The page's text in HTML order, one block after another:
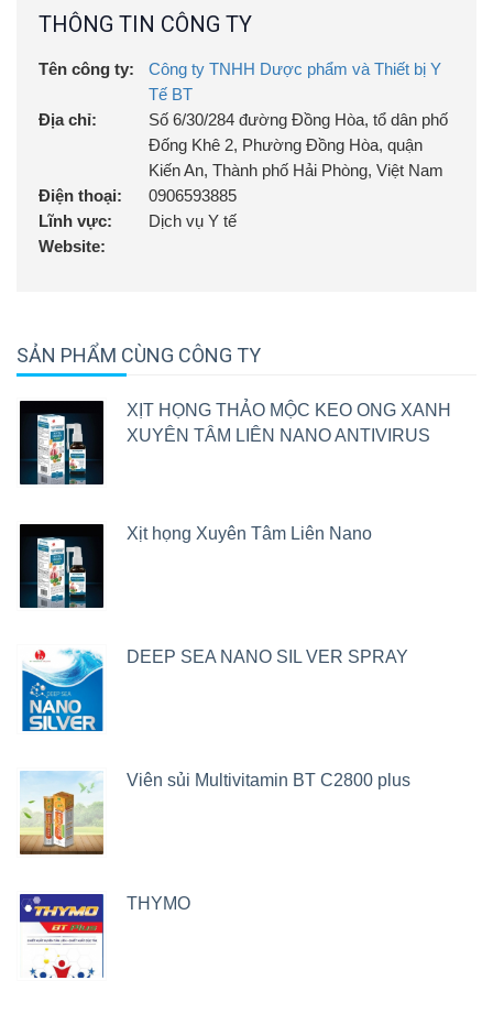
THÔNG TIN CÔNG TY
Tên công ty:
Công ty TNHH Dược phẩm và Thiết bị Y
Tế BT
Địa chỉ:
Số 6/30/284 đường Đồng Hòa, tổ dân phố
Đống Khê 2, Phường Đồng Hòa, quận
Kiến An, Thành phố Hải Phòng, Việt Nam
Điện thoại:
0906593885
Lĩnh vực:
Dịch vụ Y tế
Website:
SẢN PHẨM CÙNG CÔNG TY
XỊT HỌNG THẢO MỘC KEO ONG XANH
XUYÊN TÂM LIÊN NANO ANTIVIRUS
Xịt họng Xuyên Tâm Liên Nano
DEEP SEA NANO SIL VER SPRAY
Viên sủi Multivitamin BT C2800 plus
THYMO